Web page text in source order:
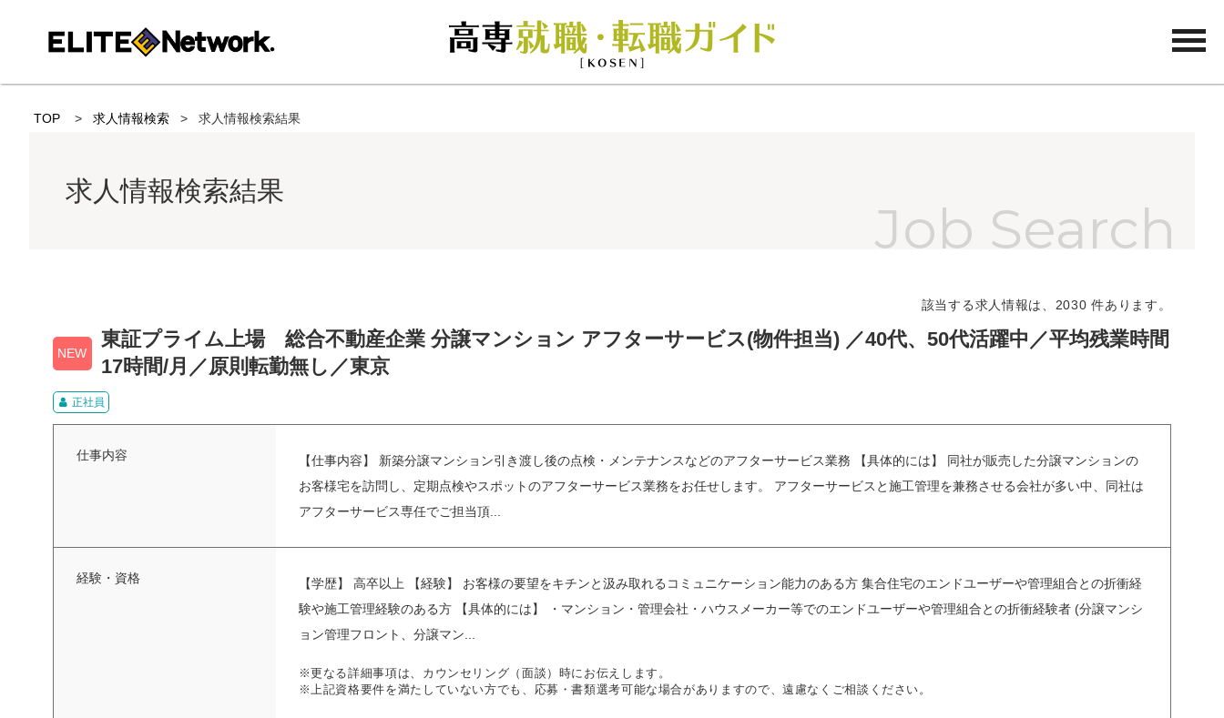
TOP 求人情報検索 求人情報検索結果
求人情報検索結果
該当する求人情報は、2030 件あります。
NEW
東証プライム上場 総合不動産企業 分譲マンション アフターサービス(物件担当) ／40代、50代活躍中／平均残業時間
17時間/月／原則転勤無し／東京
正社員
仕事内容
【仕事内容】 新築分譲マンション引き渡し後の点検・メンテナンスなどのアフターサービス業務 【具体的には】 同社が販売した分譲マンションの
お客様宅を訪問し、定期点検やスポットのアフターサービス業務をお任せします。 アフターサービスと施工管理を兼務させる会社が多い中、同社は
アフターサービス専任でご担当頂...
経験・資格
【学歴】 高卒以上 【経験】 お客様の要望をキチンと汲み取れるコミュニケーション能力のある方 集合住宅のエンドユーザーや管理組合との折衝経
験や施工管理経験のある方 【具体的には】 ・マンション・管理会社・ハウスメーカー等でのエンドユーザーや管理組合との折衝経験者 (分譲マンシ
ョン管理フロント、分譲マン...
※更なる詳細事項は、カウンセリング（面談）時にお伝えします。
※上記資格要件を満たしていない方でも、応募・書類選考可能な場合がありますので、遠慮なくご相談ください。